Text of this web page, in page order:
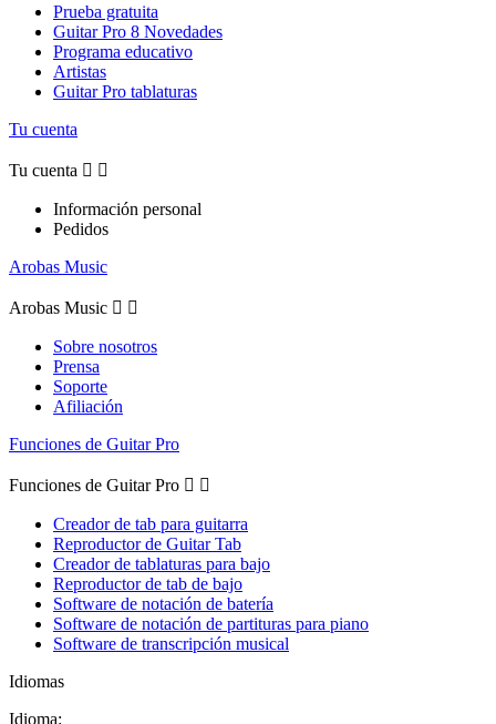
Prueba gratuita
Guitar Pro 8 Novedades
Programa educativo
Artistas
Guitar Pro tablaturas
Tu cuenta
Tu cuenta  
Información personal
Pedidos
Arobas Music
Arobas Music  
Sobre nosotros
Prensa
Soporte
Afiliación
Funciones de Guitar Pro
Funciones de Guitar Pro  
Creador de tab para guitarra
Reproductor de Guitar Tab
Creador de tablaturas para bajo
Reproductor de tab de bajo
Software de notación de batería
Software de notación de partituras para piano
Software de transcripción musical
Idiomas
Idioma: